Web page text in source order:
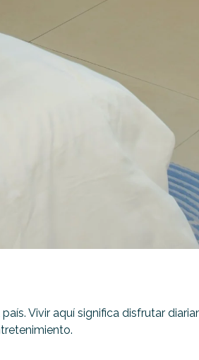
Vivir aquí significa disfrutar